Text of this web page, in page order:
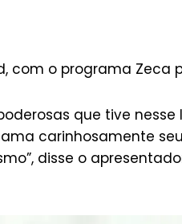
com o programa Zeca
que tive
carinhosamente
disse o